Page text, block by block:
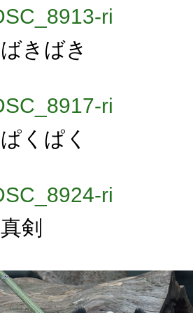
ばきばき
ぱくぱく
真剣